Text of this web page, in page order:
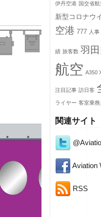
伊丹空港 国交省航
新型コロナウ
空港 777 人事
績 旅客数 羽
航空 A350
注目記事 訪日客
ライヤー 客室乗務
関連サイト
Aviation
RSS